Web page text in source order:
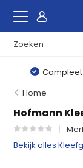
Home
Hofmann
Bekijk alles